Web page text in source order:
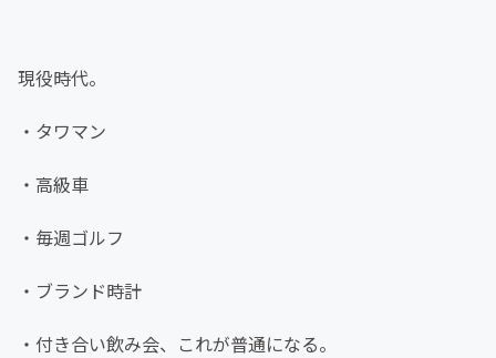
現役時代。
・タワマン
・高級車
・毎週ゴルフ
・ブランド時計
・付き合い飲み会、これが普通になる。